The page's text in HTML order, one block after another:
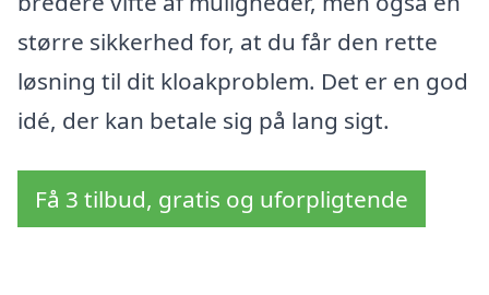
større sikkerhed for, at du får den rette
løsning til dit kloakproblem. Det er en god
idé, der kan betale sig på lang sigt.
Få 3 tilbud, gratis og uforpligtende